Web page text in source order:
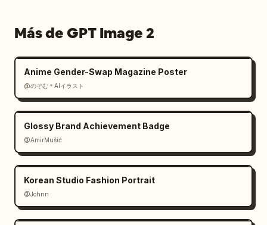
Más de GPT Image 2
Anime Gender-Swap Magazine Poster
@のぞむ＊AIイラスト
Glossy Brand Achievement Badge
@AmirMušić
Korean Studio Fashion Portrait
@Johnn